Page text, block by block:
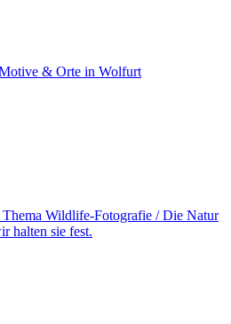
& Orte in Wolfurt
Wildlife-Fotografie / Die Natur
halten sie fest.